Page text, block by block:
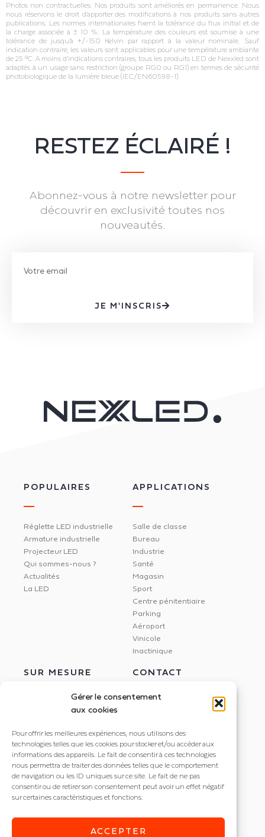
Gérer le consentement
aux cookies
Pour offrir les meilleures expériences, nous utilisons des
technologies telles que les cookies pour stocker et/ou accéder aux
informations des appareils. Le fait de consentir à ces technologies
nous permettra de traiter des données telles que le comportement
de navigation ou les ID uniques sur ce site. Le fait de ne pas
consentir ou de retirer son consentement peut avoir un effet négatif
sur certaines caractéristiques et fonctions.
ACCEPTER
Photos non contractuelles. Nos produits sont améliorés en permanence. Nous
nous réservons le droit d’apporter des modifications à nos produits sans autres
publications. Les normes internationales fixent la tolérance du flux initial et de
la charge associée à ± 10 %. La température des couleurs est soumise à une
tolérance de jusqu’à +/‐150 Kelvin par rapport à la valeur nominale. Sauf
indication contraire, les valeurs sont applicables pour une température ambiante
de 25 °C. A moins d’indications contraires, tous les produits LED de Nexxled sont
adaptés à un usage sans restriction (groupe RG0 ou RG1) en termes de sécurité
photobiologique de la lumière bleue (IEC/EN60598‐1).
RESTEZ ÉCLAIRÉ !
Abonnez-vous à notre newsletter pour
découvrir en exclusivité toutes nos
nouveautés.
JE M'INSCRIS
POPULAIRES
Réglette LED industrielle
Armature industrielle
Projecteur LED
Qui sommes-nous ?
Actualités
La LED
APPLICATIONS
Salle de classe
Bureau
Industrie
Santé
Magasin
Sport
Centre pénitentiaire
Parking
Aéroport
Vinicole
Inactinique
SUR MESURE
Éclairage circadien
Gestion de l'éclairage
Dalle LED imprimée
CONTACT
395 rue Docteur Marmonnier
38190 Villard Bonnot
+33 4 56 85 82 20